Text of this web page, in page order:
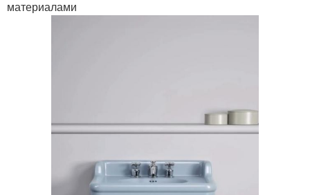
материалами